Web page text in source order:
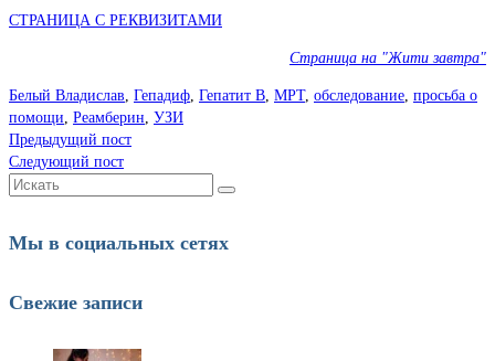
СТРАНИЦА С РЕКВИЗИТАМИ
Страница на "Жити завтра"
Белый Владислав, Гепадиф, Гепатит В, МРТ, обследование, просьба о
помощи, Реамберин, УЗИ
Предыдущий пост
Следующий пост
Искать:
Мы в социальных сетях
Свежие записи